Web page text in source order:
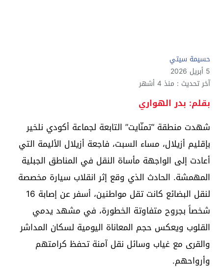
حسيمة سيتي
5 أبريل 2026
آخر تحديث : منذ 4 أشهر
بقلم: بدر الهواري
شهدت منطقة “تمنّايت” التابعة لجماعة أكودي نلخير
بإقليم أزيلال، مساء السبت، فاجعة أزيلال الأليمة التي
أعادت إلى الواجهة مأساة النقل في المناطق الجبلية
المهمشة. الحادث الذي وقع إثر انقلاب سيارة مخصصة
لنقل البضائع كانت تقل مواطنين، أسفر عن إصابة 16
شخصاً بجروح متفاوتة الخطورة، في مشهد يدمي
القلوب ويعكس حجم المعاناة اليومية لسكان المداشر
والقرى مع غياب وسائل نقل آمنة تحفظ كرامتهم
وأرواحهم.